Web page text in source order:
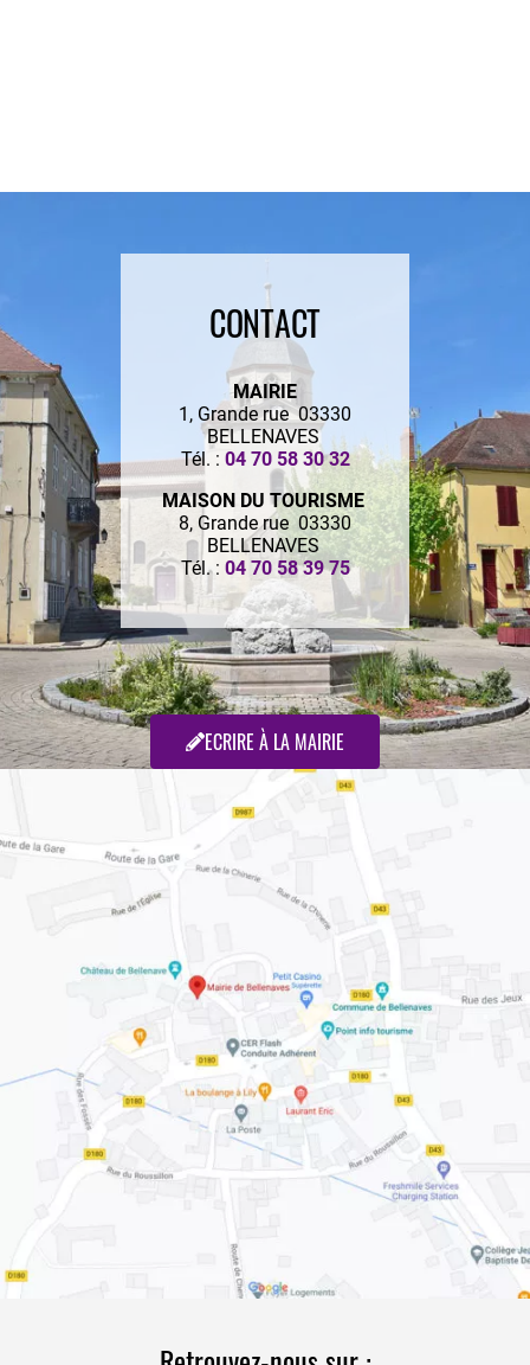
CONTACT
MAIRIE
1, Grande rue 03330
BELLENAVES
Tél. : 04 70 58 30 32
MAISON DU TOURISME
8, Grande rue 03330
BELLENAVES
Tél. : 04 70 58 39 75
ECRIRE À LA MAIRIE